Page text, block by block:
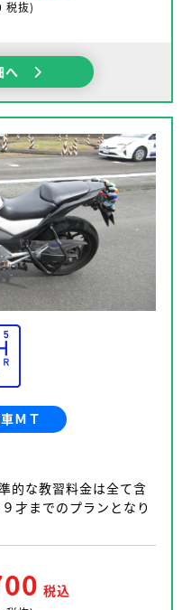
税抜)
へ
ＭＴ
的な教習料金は全て含
才までのプランとなり
税込